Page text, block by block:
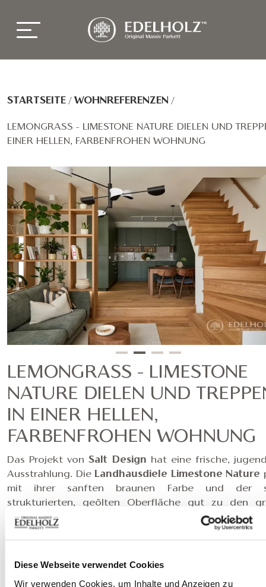
Diese Webseite verwendet Cookies
Wir verwenden Cookies, um Inhalte und Anzeigen zu
STARTSEITE / WOHNREFERENZEN /
LEMONGRASS - LIMESTONE NATURE DIELEN UND
EINER HELLEN, FARBENFROHEN WOHNUNG
LEMONGRASS - LIMESTONE
NATURE DIELEN UND
IN EINER HELLEN,
FARBENFROHEN WOHNUNG
Das Projekt vonSalt Design hat eine frische,
Ausstrahlung. Die Landhausdiele Limestone Nature
mit ihrer sanften braunen Farbe und der
strukturierten, geölten Oberfläche gut zu den
Accessoires, Wänden und üppigen Pflanzen in
Einrichtung. Dieser einladende Gesamteindruck wird
des
Eichenbodenszur Geltung bringt.